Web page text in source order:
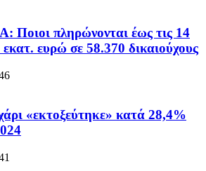
πληρώνονται έως τις 14
ευρώ σε 58.370 δικαιούχους
«εκτοξεύτηκε» κατά 28,4%